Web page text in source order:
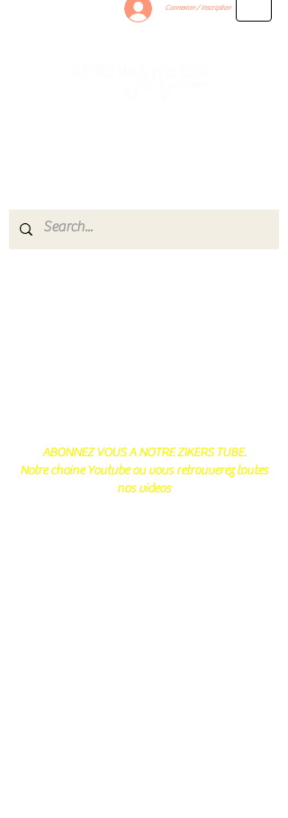
Connexion / Inscription
ABONNEZ VOUS A NOTRE ZIKERS TUBE.
Notre chaine Youtube ou vous retrouverez toutes
nos videos